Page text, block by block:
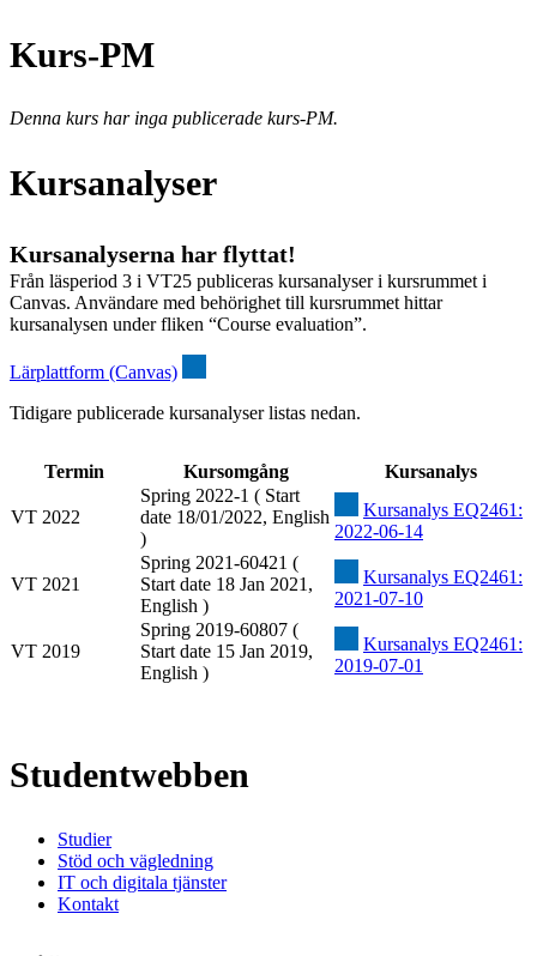
Kurs-PM
Denna kurs har inga publicerade kurs-PM.
Kursanalyser
Kursanalyserna har flyttat!
Från läsperiod 3 i VT25 publiceras kursanalyser i kursrummet i
Canvas. Användare med behörighet till kursrummet hittar
kursanalysen under fliken “Course evaluation”.
Lärplattform (Canvas)
Tidigare publicerade kursanalyser listas nedan.
Termin Kursomgång Kursanalys
VT 2022
Spring 2022-1 ( Start
date 18/01/2022, English
)
Kursanalys EQ2461:
2022-06-14
VT 2021
Spring 2021-60421 (
Start date 18 Jan 2021,
English )
Kursanalys EQ2461:
2021-07-10
VT 2019
Spring 2019-60807 (
Start date 15 Jan 2019,
English )
Kursanalys EQ2461:
2019-07-01
Studentwebben
Studier
Stöd och vägledning
IT och digitala tjänster
Kontakt